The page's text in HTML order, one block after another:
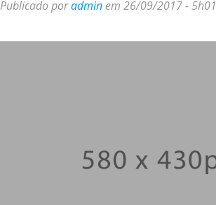
Publicado poradmin em 26/09/2017 - 5h01